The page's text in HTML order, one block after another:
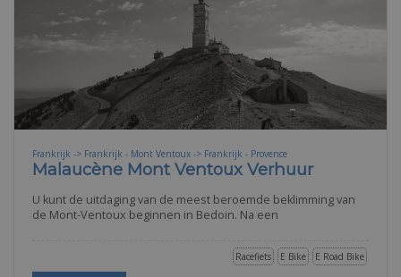
Frankrijk -> Frankrijk - Mont Ventoux -> Frankrijk - Provence
Malaucène Mont Ventoux Verhuur
U kunt de uitdaging van de meest beroemde beklimming van
de Mont-Ventoux beginnen in Bedoin. Na een
E Road Bike
E Bike
Racefiets